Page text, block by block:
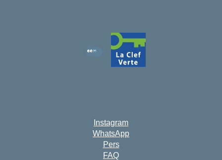
Instagram
WhatsApp
Pers
FAQ